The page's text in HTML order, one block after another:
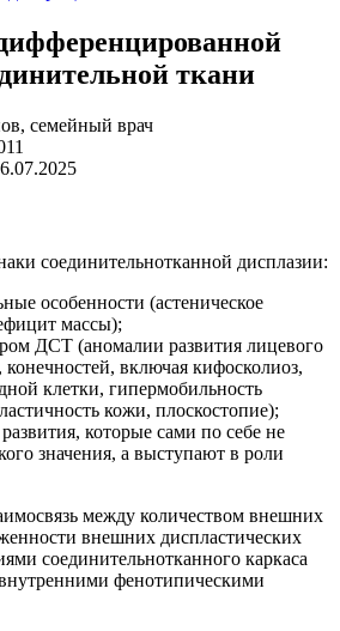
ткани
семейный врач
соединительнотканной дисплазии:
особенности (астеническое
массы);
ДСТ (аномалии развития лицевого
конечностей, включая кифосколиоз,
клетки, гипермобильность
кожи, плоскостопие);
которые сами по себе не
значения, а выступают в роли
между количеством внешних
внешних диспластических
соединительнотканного каркаса
фенотипическими